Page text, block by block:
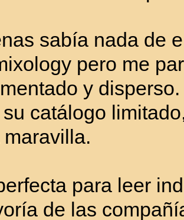
sabía nada de
pero me
y
catálogo
maravilla.
para leer
de las